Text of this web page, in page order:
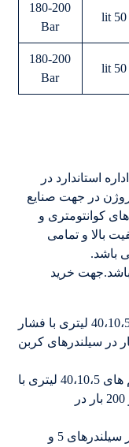
50 lit
180-200
Bar
50 lit
180-200
Bar
استاندارد در
در جهت صنایع
کوانتومتری و
بالا و تمامی
باشد.
خرید
گازی گرید%99.995mol در حجم های 40،10،5 لیتری با فشار
بار و در حجم 50 لیتری با فشار 200 بار در سیلندرهای کربن
نیتروژن گازی گرید%99.9992mol در حجم های 40،10،5 لیتری با
فشار 150 بار و در حجم 50 لیتری با فشار 200 بار در
نیتروژن گازی گرید(%GC (99.9995mol در سیلندرهای 5 و